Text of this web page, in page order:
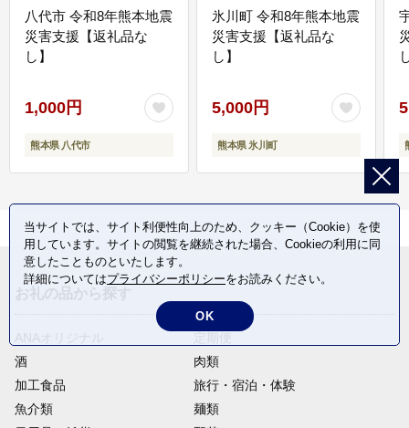
八代市 令和8年熊本地震
災害支援【返礼品な
し】
1,000円
熊本県 八代市
氷川町 令和8年熊本地震
災害支援【返礼品な
し】
5,000円
熊本県 氷川町
酒
肉類
加工食品
旅行・宿泊・体験
魚介類
麺類
当サイトでは、サイト利便性向上のため、クッキー（Cookie）を使
用しています。サイトの閲覧を継続された場合、Cookieの利用に同
意したことものといたします。
詳細についてはプライバシーポリシーをお読みください。
OK